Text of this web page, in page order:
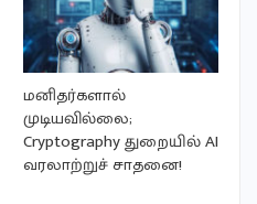
மனிதர்களால்
முடியவில்லை;
Cryptography துறையில் AI
வரலாற்றுச் சாதனை!